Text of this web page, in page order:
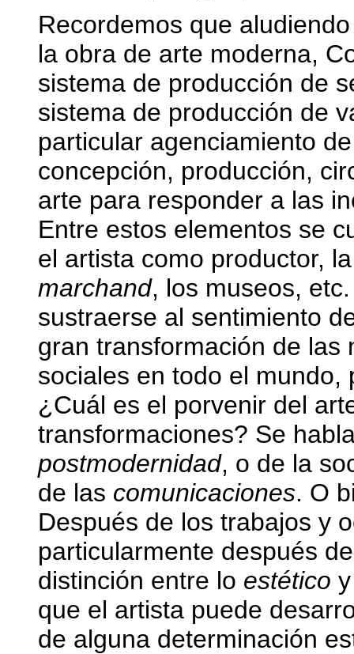
Recordemos que
la obra de arte moderna,
sistema de producción de
sistema de producción de
particular agenciamiento
concepción, producción,
arte para responder a las
Entre estos elementos se
el artista como productor,
marchand, los museos,
sustraerse al sentimiento
gran transformación de las
sociales en todo el
¿Cuál es el porvenir del
transformaciones? Se
postmodernidad, o de la
de las comunicaciones. O
Después de los trabajos y
particularmente después
distinción entre lo estético
que el artista puede
de alguna determinación